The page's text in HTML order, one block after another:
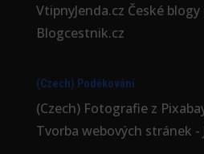
VtipnyJenda.cz České
Blogcestnik.cz
(Czech) Poděkování
(Czech) Fotografie z
Tvorba webových stránek -